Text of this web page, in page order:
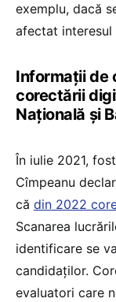
exemplu, dacă
afectat interesul
Informații de
corectării
Națională și
În iulie 2021,
Cîmpeanu
că din 2022
Scanarea
identificare se
candidaților.
evaluatori care